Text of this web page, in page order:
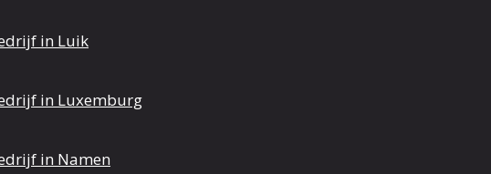
in Luik
in Luxemburg
in Namen